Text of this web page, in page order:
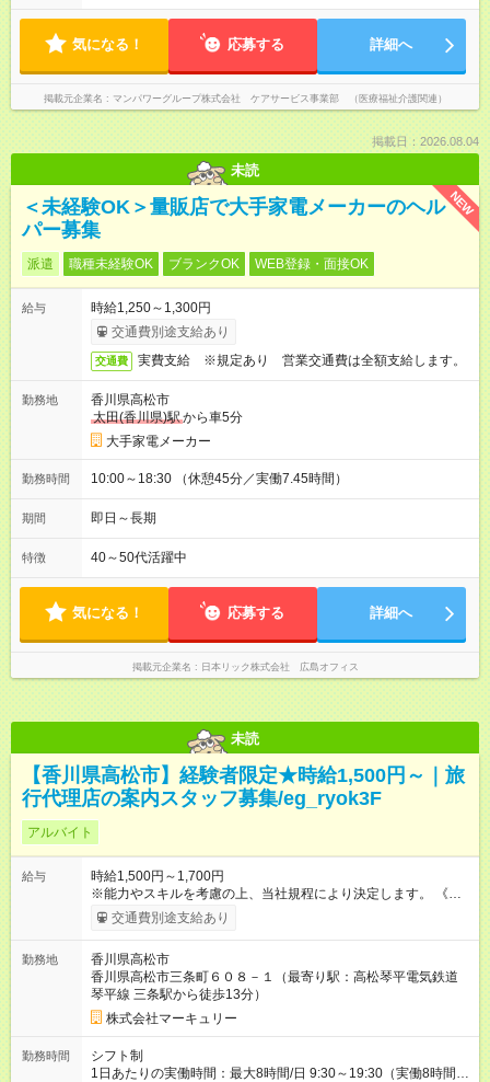
気になる！ 応募する 詳細へ
掲載元企業名 マンパワーグループ株式会社 ケアサービス事業部 （医療福祉介護関連）
掲載日：2026.08.04
未読
NEW
＜未経験OK＞量販店で大手家電メーカーのヘル
パー募集
派遣 職種未経験OK ブランクOK WEB登録・面接OK
給与
時給1,250～1,300円
交通費別途支給あり
交通費 実費支給 ※規定あり 営業交通費は全額支給します。
勤務地
香川県高松市
太田(香川県)駅から車5分
大手家電メーカー
勤務時間 10:00～18:30 （休憩45分／実働7.45時間）
期間 即日～長期
特徴 40～50代活躍中
気になる！ 応募する 詳細へ
掲載元企業名 日本リック株式会社 広島オフィス
未読
【香川県高松市】経験者限定★時給1,500円～｜旅
行代理店の案内スタッフ募集/eg_ryok3F
アルバイト
給与
時給1,500円～1,700円
※能力やスキルを考慮の上、当社規程により決定します。 《月
給例》 ～時給1,500円の場合～ 時給1,500円×1日8時間×月22日
＝264,000円 【試用期間】試用期間あり 試用期間の長さ：3ヶ月
交通費別途支給あり
勤務地
香川県高松市
香川県高松市三条町６０８－１（最寄り駅：高松琴平電気鉄道
琴平線 三条駅から徒歩13分）
株式会社マーキュリー
勤務時間
シフト制
1日あたりの実働時間：最大8時間/日 9:30～19:30（実働8時間／